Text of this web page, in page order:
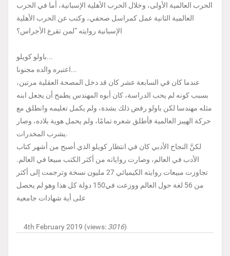
الحرب العالمية الأولى، وخلال الحرب الأهلية الإسبانية، أما في الحرب
العالمية الثانية عمل كمراسل صحفي، وكتب عن الحرب الأهلية
الإسبانية روايته “لمن تقرع الأجراس؟
باولو كويلو...
اعتبره والده مجنونا...
عندما كان في السابعة عشر كان قد دخل المصحة العقلية مرتين،
بسبب كونه لم يحب الدراسة، كان أبوه المهندس يطمح أن يجعل ابنه
مثله مهندسا لكن باولو رفض ذلك بشدة، ولم يكمل تعليمه وانطلق مع
حركة الهيبز العالمية فأطلق شعره تمامًا، ولم يحمل هوية بلاده، وصار
يشرب المخدرات.
لكنَّ النجاح الأدبي كان في انتظار كويلو الذي أصبح من أشهر كتاب
الأدب في العالم، وصارت رواياته من أكثر الكتب مبيعا في العالم.
تجاوزت مبيعات روايته الكيميائي 27 مليون نسخة وترجمت إلى أكثر
من 56 لغة حول العالم ووزعت في150 دولة كل هذا وهو لم يحصل
على أية شهادات جامعية
4th February 2019 (views: 3016)